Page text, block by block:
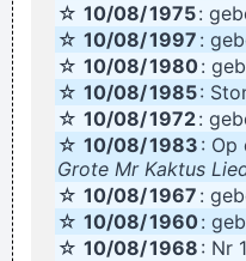
oorlog verklaarde
betrapt op het
Elke werkdag tovert
06.00-10.00u een
☆ 10/08/1975:
☆ 10/08/1997 :
☆ 10/08/1980:
☆ 10/08/1985:
☆ 10/08/1972:
☆ 10/08/1983 : Op
Grote Mr Kaktus
☆ 10/08/1967 :
☆ 10/08/1960:
☆ 10/08/1968 : Nr